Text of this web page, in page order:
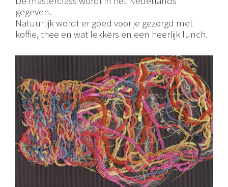
gegeven.
Natuurlijk wordt er goed voor je gezorgd met
koffie, thee en wat lekkers en een heerlijk lunch.